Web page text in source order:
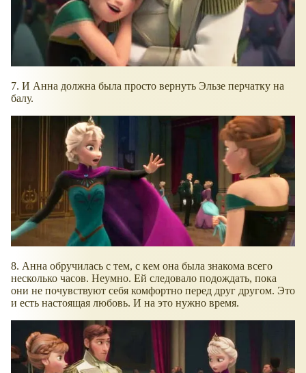
7. И Анна должна была просто вернуть Эльзе перчатку на
балу.
8. Анна обручилась с тем, с кем она была знакома всего
несколько часов. Неумно. Ей следовало подождать, пока
они не почувствуют себя комфортно перед друг другом. Это
и есть настоящая любовь. И на это нужно время.